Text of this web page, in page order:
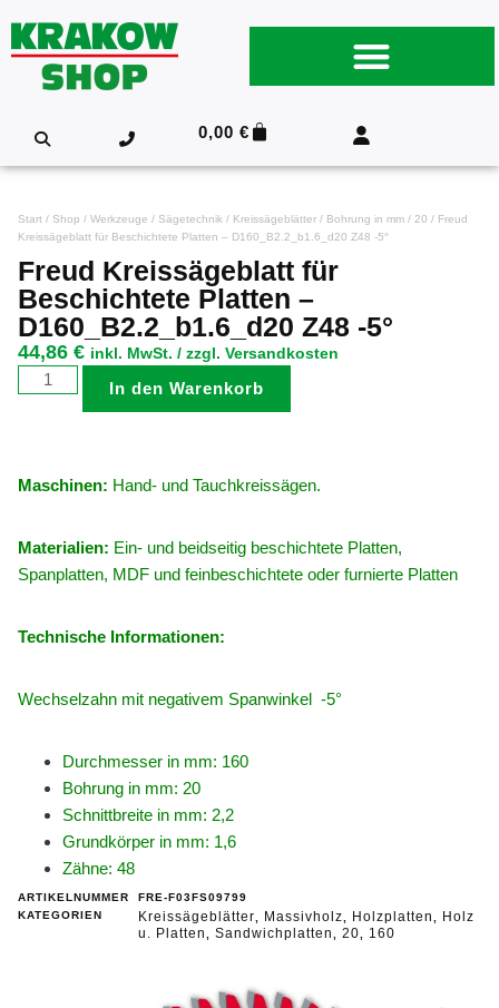
0,00€
Start / Shop / Werkzeuge / Sägetechnik / Kreissägeblätter / Bohrung in mm / 20 / Freud
Kreissägeblatt für Beschichtete Platten – D160_B2.2_b1.6_d20 Z48 -5°
Freud Kreissägeblatt für
Beschichtete Platten –
D160_B2.2_b1.6_d20 Z48 -5°
44,86 € inkl. MwSt. / zzgl. Versandkosten
In den Warenkorb
Maschinen: Hand- und Tauchkreissägen.
Materialien: Ein- und beidseitig beschichtete Platten,
Spanplatten, MDF und feinbeschichtete oder furnierte Platten
Technische Informationen:
Wechselzahn mit negativem Spanwinkel -5°
Durchmesser in mm: 160
Bohrung in mm: 20
Schnittbreite in mm: 2,2
Grundkörper in mm: 1,6
Zähne: 48
ARTIKELNUMMER
FRE-F03FS09799
KATEGORIEN
Kreissägeblätter Massivholz Holzplatten
Holz
u. Platten
Sandwichplatten 20 160